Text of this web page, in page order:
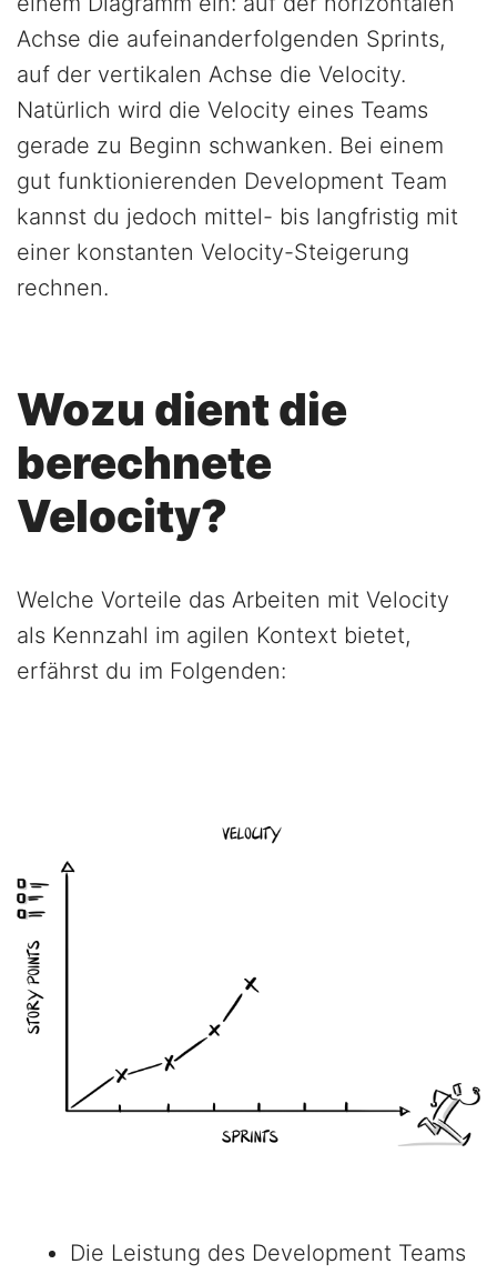
Achse die aufeinanderfolgenden Sprints,
auf der vertikalen Achse die Velocity.
Natürlich wird die Velocity eines Teams
gerade zu Beginn schwanken. Bei einem
gut funktionierenden Development Team
kannst du jedoch mittel- bis langfristig mit
einer konstanten Velocity-Steigerung
rechnen.
Wozu dient die
berechnete
Velocity?
Welche Vorteile das Arbeiten mit Velocity
als Kennzahl im agilen Kontext bietet,
erfährst du im Folgenden:
Die Leistung des Development Teams